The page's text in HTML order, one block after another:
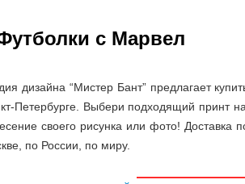
с Марвел
дизайна “Мистер Бант” предлагает
Петербурге. Выбери подходящий принт
своего рисунка или фото! Доставка
по России, по миру.